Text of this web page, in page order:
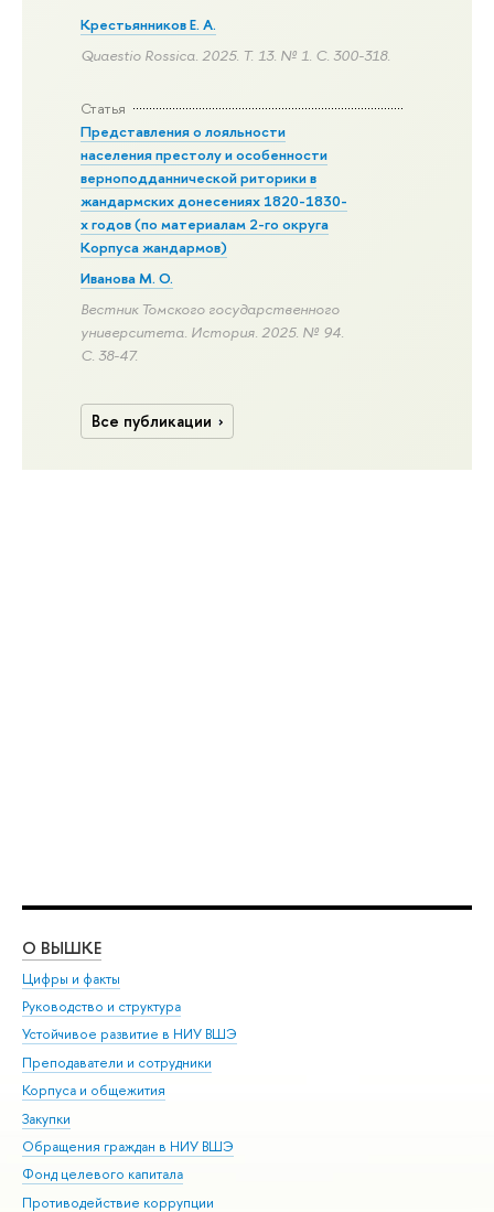
Крестьянников Е. А.
Quaestio Rossica. 2025. Т. 13. № 1. С. 300-318.
Статья
Представления о лояльности
населения престолу и особенности
верноподданнической риторики в
жандармских донесениях 1820-1830-
х годов (по материалам 2-го округа
Корпуса жандармов)
Иванова М. О.
Вестник Томского государственного
университета. История. 2025. № 94.
С. 38-47.
Все публикации
О ВЫШКЕ
Цифры и факты
Руководство и структура
Устойчивое развитие в НИУ ВШЭ
Преподаватели и сотрудники
Корпуса и общежития
Закупки
Обращения граждан в НИУ ВШЭ
Фонд целевого капитала
Противодействие коррупции